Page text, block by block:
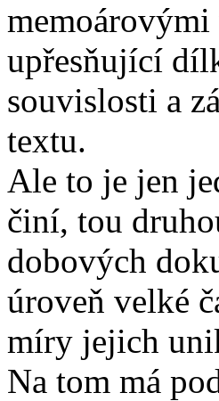
upřesňující
souvislosti a
textu.
Ale to je jen
činí, tou
dobových
úroveň velké
míry jejich
Na tom má